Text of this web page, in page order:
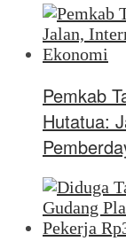
Pemkab
Hutatua: